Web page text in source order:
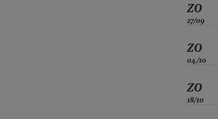
ZO
27/09
ZO
04/10
ZO
18/10